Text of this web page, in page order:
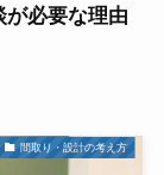
が必要な理由
間取り・設計の考え方